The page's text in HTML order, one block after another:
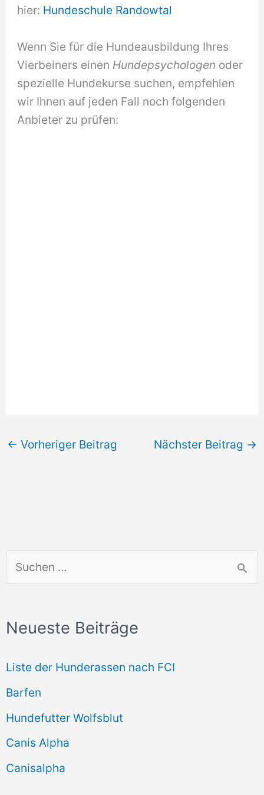
u
h
n
n
a
c
h
Neueste Beiträge
Liste der Hunderassen nach FCI
Barfen
Hundefutter Wolfsblut
Canis Alpha
Canisalpha
hier: Hundeschule Randowtal
Wenn Sie für die Hundeausbildung Ihres
Vierbeiners einen Hundepsychologen oder
spezielle Hundekurse suchen, empfehlen
wir Ihnen auf jeden Fall noch folgenden
Anbieter zu prüfen:
← Vorheriger Beitrag Nächster Beitrag →